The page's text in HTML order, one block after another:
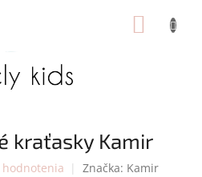
kraťasky Kamir
Značka: Kamir